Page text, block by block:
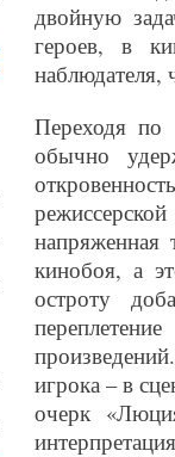
двойную
героев, в
наблюдателя,
Переходя по
обычно
кинобоя, а
остроту
игрока – в
очерк